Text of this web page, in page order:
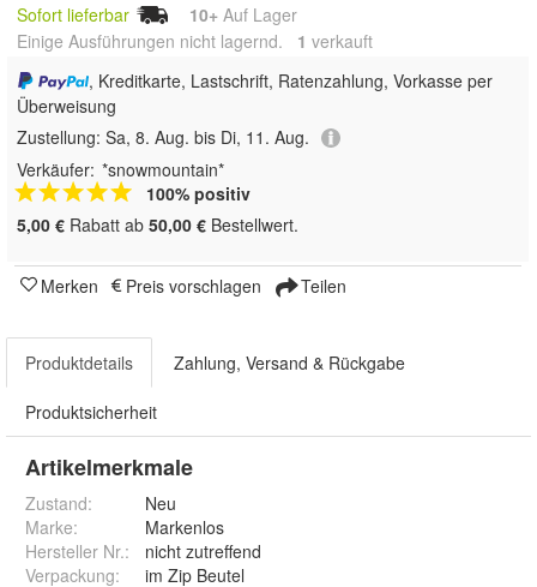
Sofort lieferbar 10+ Auf Lager
Einige Ausführungen nicht lagernd. 1 verkauft
, Kreditkarte, Lastschrift, Ratenzahlung, Vorkasse per
Überweisung
Zustellung: Sa, 8. Aug. bis Di, 11. Aug.
Verkäufer: *snowmountain*
100% positiv
5,00 € Rabatt ab 50,00 € Bestellwert.
Merken Preis vorschlagen Teilen
Produktdetails Zahlung, Versand & Rückgabe
Produktsicherheit
Artikelmerkmale
Zustand:
Neu
Marke:
Markenlos
Hersteller Nr.:
nicht zutreffend
Verpackung:
im Zip Beutel